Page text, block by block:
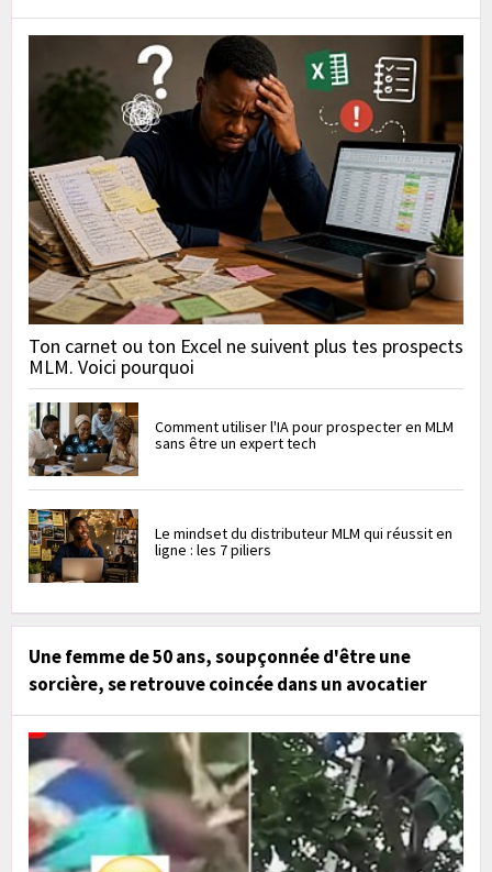
Ton carnet ou ton Excel ne suivent plus tes prospects
MLM. Voici pourquoi
Comment utiliser l'IA pour prospecter en MLM
sans être un expert tech
Le mindset du distributeur MLM qui réussit en
ligne : les 7 piliers
Une femme de 50 ans, soupçonnée d'être une
sorcière, se retrouve coincée dans un avocatier